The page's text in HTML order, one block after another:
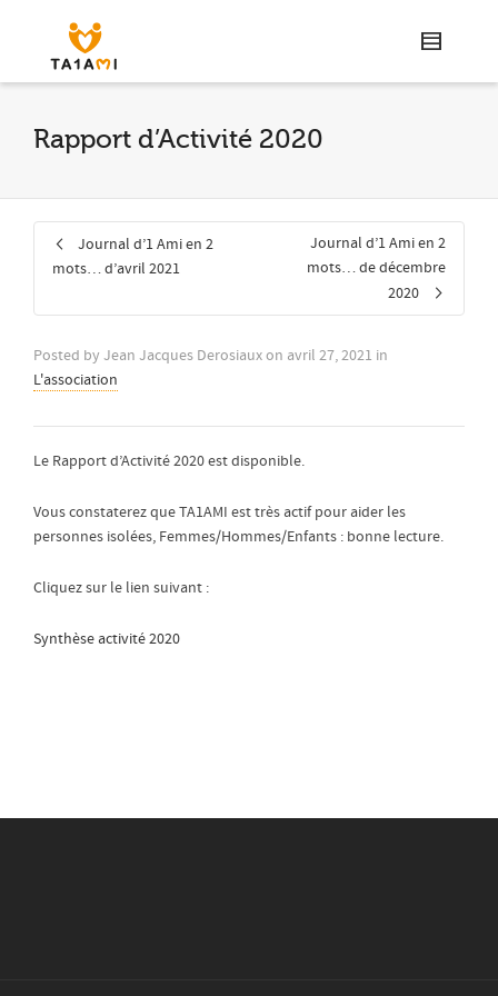
Rapport d’Activité 2020
Journal d’1 Ami en 2
mots… d’avril 2021
Journal d’1 Ami en 2
mots… de décembre
2020
Posted by Jean Jacques Derosiauxon avril 27, 2021 in
L'association
Le Rapport d’Activité 2020 est disponible.
Vous constaterez que TA1AMI est très actif pour aider les
personnes isolées, Femmes/Hommes/Enfants : bonne lecture.
Cliquez sur le lien suivant :
Synthèse activité 2020